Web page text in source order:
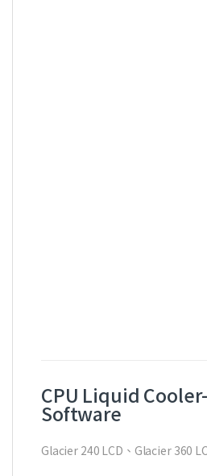
CPU Liquid
Software
Glacier 240 LCD、Glacier 360